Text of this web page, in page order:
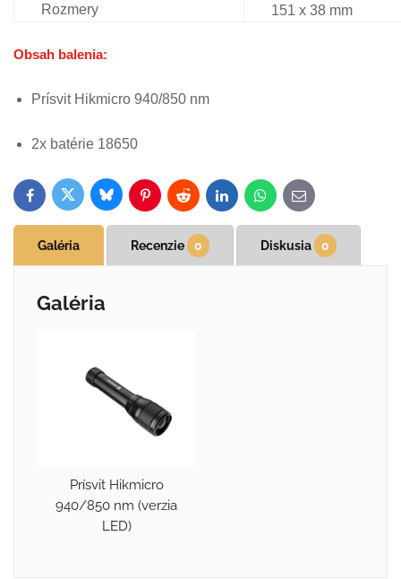
Rozmery
151 x 38 mm
Obsah balenia:
Prísvit Hikmicro 940/850 nm
2x batérie 18650
FacebookTwitterBlueskyPinterestReddit LinkedInWhatsApp
E-
mail
Galéria Recenzie 0 Diskusia 0
Galéria
Prísvit Hikmicro
940/850 nm (verzia
LED)